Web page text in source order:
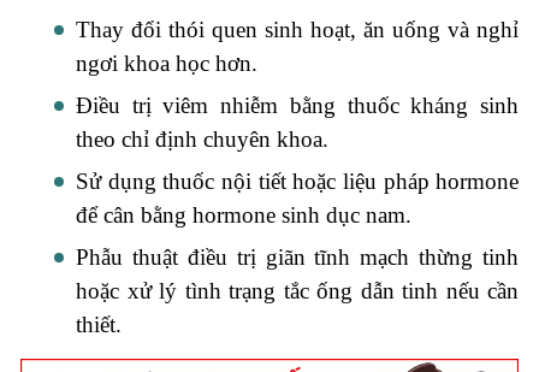
Thay đổi thói quen sinh hoạt, ăn uống và nghỉ
ngơi khoa học hơn.
Điều trị viêm nhiễm bằng thuốc kháng sinh
theo chỉ định chuyên khoa.
Sử dụng thuốc nội tiết hoặc liệu pháp hormone
để cân bằng hormone sinh dục nam.
Phẫu thuật điều trị giãn tĩnh mạch thừng tinh
hoặc xử lý tình trạng tắc ống dẫn tinh nếu cần
thiết.